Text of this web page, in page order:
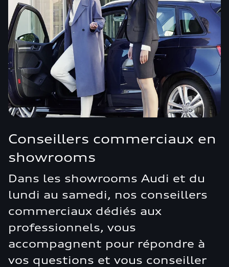
Conseillers commerciaux en
showrooms
Dans les showrooms Audi et du
lundi au samedi, nos conseillers
commerciaux dédiés aux
professionnels, vous
accompagnent pour répondre à
vos questions et vous conseiller